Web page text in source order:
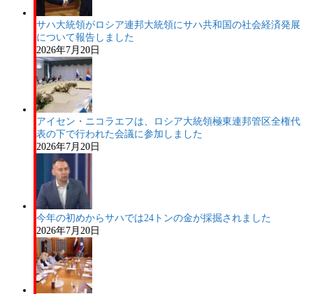
サハ大統領がロシア連邦大統領にサハ共和国の社会経済発展
について報告しました
2026年7月20日
アイセン・ニコラエフは、ロシア大統領極東連邦管区全権代
表の下で行われた会議に参加しました
2026年7月20日
今年の初めからサハでは24トンの金が採掘されました
2026年7月20日